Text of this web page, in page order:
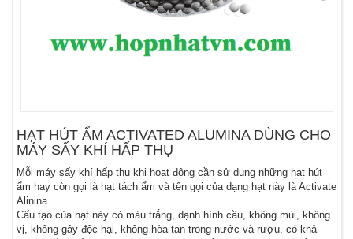
HẠT HÚT ẨM ACTIVATED ALUMINA DÙNG CHO
MÁY SẤY KHÍ HẤP THỤ
Mỗi máy sấy khí hấp thụ khi hoạt động cần sử dụng những hạt hút
ẩm hay còn gọi là hạt tách ẩm và tên gọi của dạng hạt này là Activate
Alinina.
Cấu tạo của hạt này có màu trắng, dạnh hình cầu, không mùi, không
vị, không gây độc hại, không hòa tan trong nước và rượu, có khả